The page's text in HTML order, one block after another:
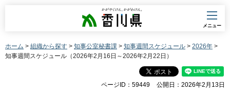
香川県
メニュー
ホーム > 組織から探す > 知事公室秘書課 > 知事週間スケジュール > 2026年 >
知事週間スケジュール（2026年2月16日～2026年2月22日）
ページID：59449 公開日：2026年2月13日